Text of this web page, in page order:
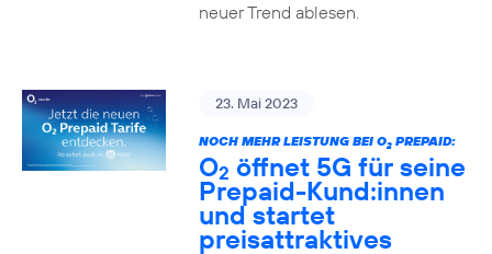
neuer Trend ablesen.
23. Mai 2023
NOCH MEHR LEISTUNG BEI O2PREPAID:
O2 öffnet 5G für seine
Prepaid-Kund:innen
und startet
preisattraktives